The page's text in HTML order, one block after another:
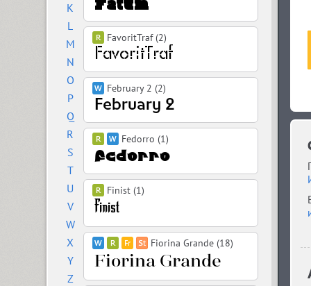
K
L
M
N
O
P
Q
R
S
T
U
V
W
X
Y
Z
FavoritTraf (2)
February 2 (2)
Fedorro (1)
Finist (1)
Fiorina Grande (18)